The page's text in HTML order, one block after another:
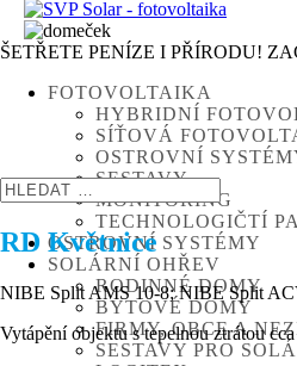
ŠETŘETE PENÍZE I PŘÍRODU!
FOTOVOLTAIKA
HYBRIDNÍ
SÍŤOVÁ
OSTROVNÍ
SESTAVY
MONITORING
TECHNOLOGIČTÍ
OSTROVNÍ SYSTÉMY
SOLÁRNÍ OHŘEV
RODINNÉ DOMY
BYTOVÉ DOMY
FIRMY, OBCE A
SESTAVY PRO
RD Květnice
NIBE Split AMS 10-8; NIBE Split
Vytápění objektu s tepelnou ztrátou